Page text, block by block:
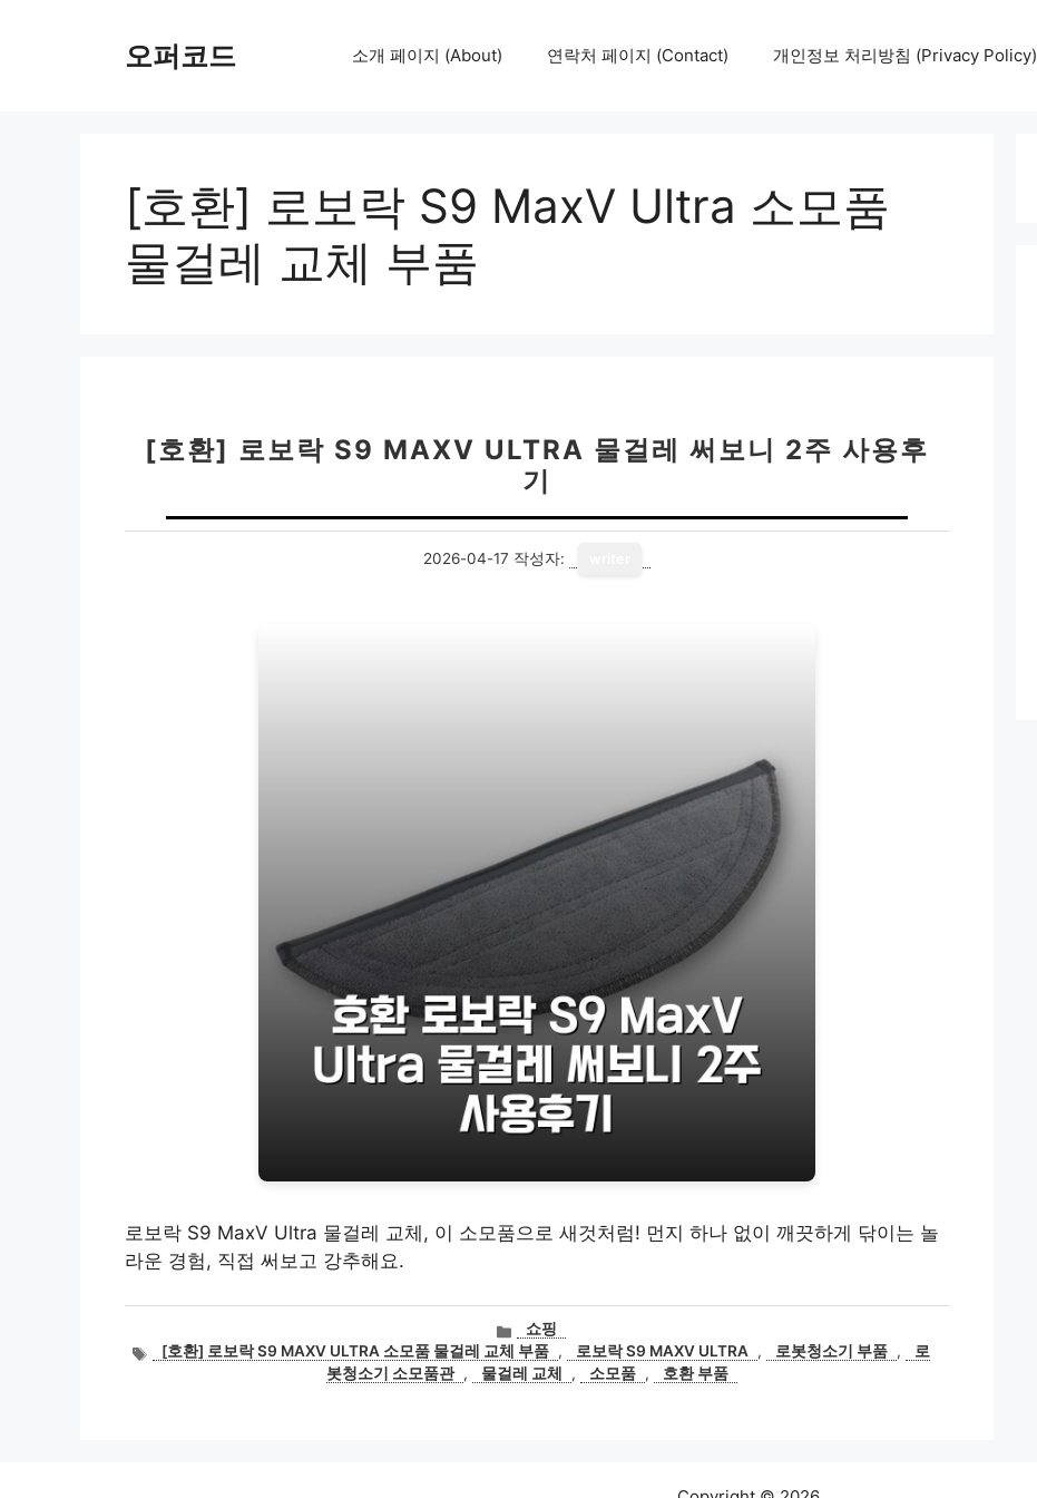
오퍼코드 소개 페이지 (About) 연락처 페이지 (Contact) 개인정보 처리방침 (Privacy Policy)
[호환] 로보락 S9 MaxV Ultra 소모품
물걸레 교체 부품
[호환] 로보락 S9 MAXV ULTRA 물걸레 써보니 2주 사용후
기
2026-04-17 작성자:
로보락 S9 MaxV Ultra 물걸레 교체, 이 소모품으로 새것처럼! 먼지 하나 없이 깨끗하게 닦이는 놀
라운 경험, 직접 써보고 강추해요.
카
테
고
쇼핑
태[호환] 로보락 S9 MAXV ULTRA 소모품 물걸레 교체 부품 , 로보락 S9 MAXV ULTRA , 로봇청소기 부품 ,
로
봇청소기 소모품관 , 물걸레 교체 , 소모품 , 호환 부품